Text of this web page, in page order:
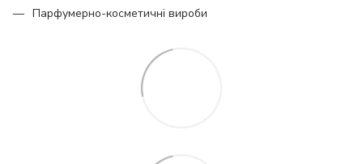
Парфумерно-косметичні вироби